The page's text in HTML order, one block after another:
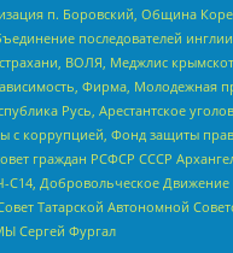
п. Боровский, Община
последователей
ВОЛЯ, Меджлис
Фирма,
Русь, Арестантское
Фонд защиты
граждан РСФСР СССР
Добровольческое
Татарской Автономной
Сергей Фургал